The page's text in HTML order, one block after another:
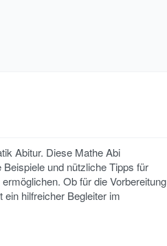
Abitur. Diese Mathe Abi
und nützliche Tipps für
Ob für die Vorbereitung
hilfreicher Begleiter im